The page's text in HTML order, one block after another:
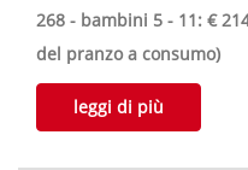
268 - bambini 5 - 11: €
del pranzo a consumo)
leggi di più